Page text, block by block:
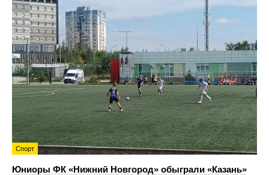
Спорт
Юниоры ФК «Нижний Новгород» обыграли «Казань»